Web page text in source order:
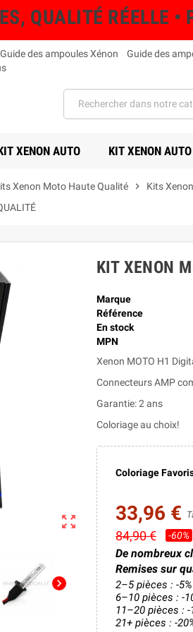
QUALITÉ
Guide des ampoules Xénon Guide des
XENON AUTO KIT XENON
Xenon Moto Haute Qualité chevron_right
Kits
zoom_out_map
chevron_right
KIT XENON
Marque
Référence
En stock
MPN
Xenon MOTO H1
Connecteurs AMP
Garantie: 2 ans
Coloriage au choix!
Coloriage
33,96 €
84,90 € -60%
De nombreux
Remises sur
2–5 pièces : -5%
6–10 pièces : -
11–20 pièces : -
21+ pièces : -